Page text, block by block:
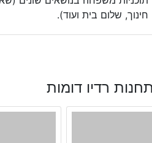
חינוך, שלום בית ועוד).
רדיו דומות